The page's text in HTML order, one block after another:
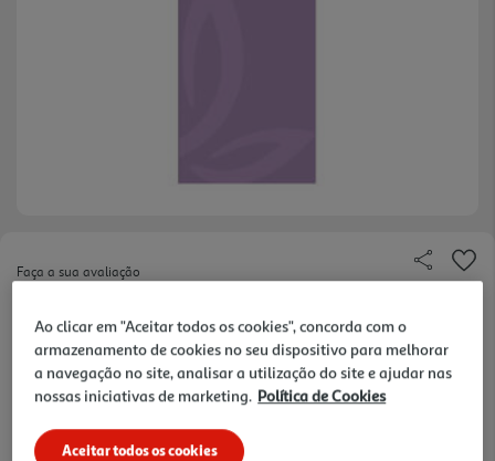
Faça a sua avaliação
0.99 €/un
0,99 €
Ao clicar em "Aceitar todos os cookies", concorda com o
armazenamento de cookies no seu dispositivo para melhorar
a navegação no site, analisar a utilização do site e ajudar nas
nossas iniciativas de marketing. Política de Cookies
Aceitar todos os cookies